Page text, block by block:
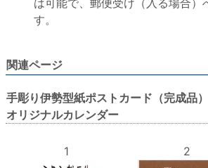
す。
関連ページ
手彫り伊勢型紙ポストカード（完成品
オリジナルカレンダー
1 2